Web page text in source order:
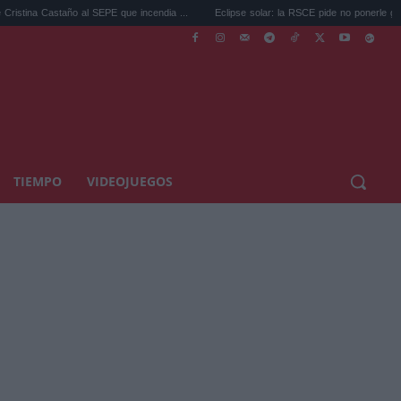
al SEPE que incendia ... Eclipse solar: la RSCE pide no ponerle gafas a tu ...
TIEMPO VIDEOJUEGOS